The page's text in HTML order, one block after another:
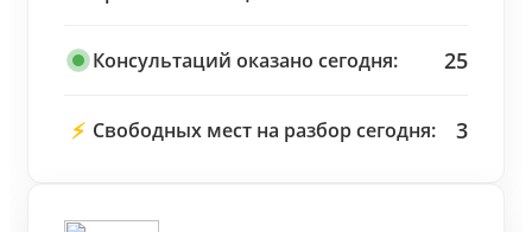
Консультаций оказано сегодня: 25
⚡ Свободных мест на разбор сегодня: 3